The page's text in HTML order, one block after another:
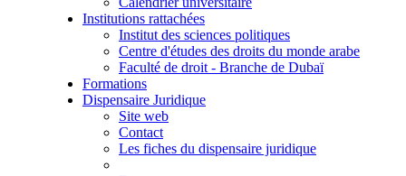
Institutions rattachées
Institut des sciences politiques
Centre d'études des droits du monde arabe
Faculté de droit - Branche de Dubaï
Formations
Dispensaire Juridique
Site web
Contact
Les fiches du dispensaire juridique